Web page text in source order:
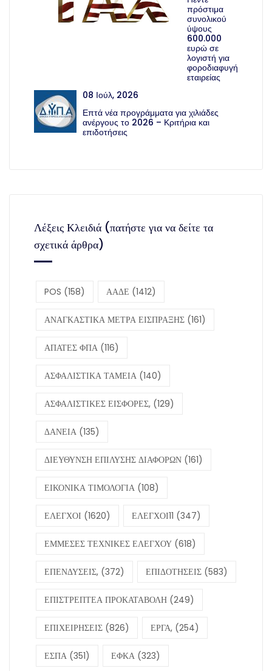
πρόστιμα
συνολικού
ύψους
600.000
ευρώ σε
λογιστή για
φοροδιαφυγή
εταιρείας
08 Ιούλ, 2026
Επτά νέα προγράμματα για χιλιάδες
ανέργους το 2026 – Κριτήρια και
επιδοτήσεις
Λέξεις Κλειδιά (πατήστε για να δείτε τα
σχετικά άρθρα)
POS (158) ΑΑΔΕ (1412)
ΑΝΑΓΚΑΣΤΙΚΑ ΜΕΤΡΑ ΕΙΣΠΡΑΞΗΣ (161)
ΑΠΑΤΕΣ ΦΠΑ (116)
ΑΣΦΑΛΙΣΤΙΚΑ ΤΑΜΕΙΑ (140)
ΑΣΦΑΛΙΣΤΙΚΕΣ ΕΙΣΦΟΡΕΣ, (129)
ΔΑΝΕΙΑ (135)
ΔΙΕΥΘΥΝΣΗ ΕΠΙΛΥΣΗΣ ΔΙΑΦΟΡΩΝ (161)
ΕΙΚΟΝΙΚΑ ΤΙΜΟΛΟΓΙΑ (108)
ΕΛΕΓΧΟΙ (1620) ΕΛΕΓΧΟΙ11 (347)
ΕΜΜΕΣΕΣ ΤΕΧΝΙΚΕΣ ΕΛΕΓΧΟΥ (618)
ΕΠΕΝΔΥΣΕΙΣ, (372) ΕΠΙΔΟΤΗΣΕΙΣ (583)
ΕΠΙΣΤΡΕΠΤΕΑ ΠΡΟΚΑΤΑΒΟΛΗ (249)
ΕΠΙΧΕΙΡΗΣΕΙΣ (826) ΕΡΓΑ, (254)
ΕΣΠΑ (351) ΕΦΚΑ (323)